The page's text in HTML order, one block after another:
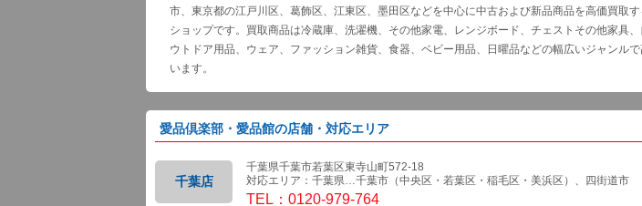
市、東京都の江戸川区、葛飾区、江東区、墨田区などを中心に中古および新品商品を高価買取
ショップです。買取商品は冷蔵庫、洗濯機、その他家電、レンジボード、チェストその他家具
ウトドア用品、ウェア、ファッション雑貨、食器、ベビー用品、日曜品などの幅広いジャンル
います。
愛品倶楽部・愛品館の店舗・対応エリア
千葉店
千葉県千葉市若葉区東寺山町572-18
対応エリア：千葉県…千葉市（中央区・若葉区・稲毛区・美浜区）、四街道市
TEL：0120-979-764